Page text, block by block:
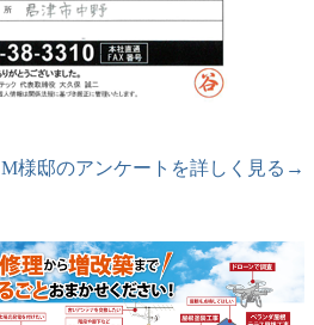
M様邸のアンケートを詳しく見る→